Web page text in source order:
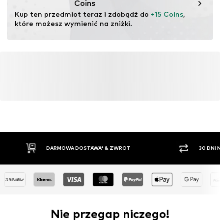
Coins
Kup ten przedmiot teraz i zdobądź do +15 Coins,
które możesz wymienić na zniżki.
DARMOWA DOSTAWA* & ZWROT 30 DNI
Nie przegap niczego!